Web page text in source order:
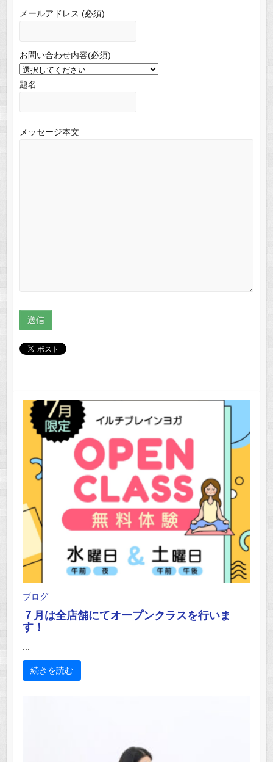
メールアドレス (必須)
お問い合わせ内容(必須)
題名
メッセージ本文
ブログ
７月は全店舗にてオープンクラスを行いま
す！
続きを読む